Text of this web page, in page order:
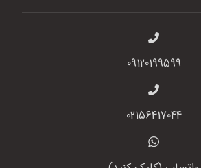
09120199599
02156417044